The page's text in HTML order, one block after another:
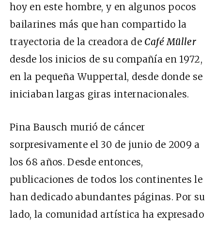
hoy en este hombre, y en algunos pocos
bailarines más que han compartido la
trayectoria de la creadora de Café Müller
desde los inicios de su compañía en 1972,
en la pequeña Wuppertal, desde donde se
iniciaban largas giras internacionales.
Pina Bausch murió de cáncer
sorpresivamente el 30 de junio de 2009 a
los 68 años. Desde entonces,
publicaciones de todos los continentes le
han dedicado abundantes páginas. Por su
lado, la comunidad artística ha expresado